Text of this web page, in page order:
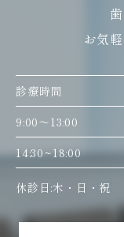
お気
診療時間
9:00〜13:00
14:30~18:00
休診日:木・日・祝